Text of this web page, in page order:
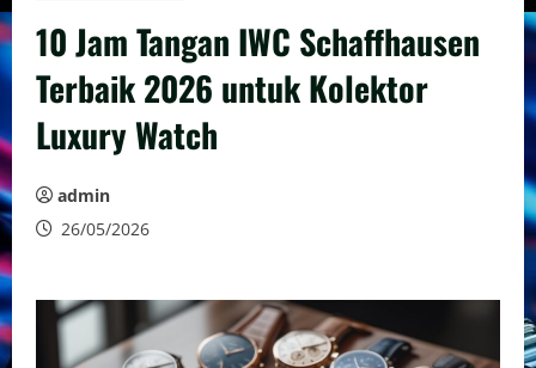
10 Jam Tangan IWC Schaffhausen
Terbaik 2026 untuk Kolektor
Luxury Watch
admin
26/05/2026